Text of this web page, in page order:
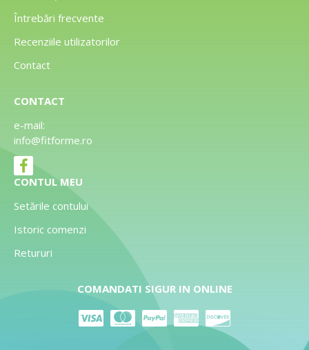
Întrebări frecvente
Recenziile utilizatorilor
Contact
CONTACT
e-mail:
info@fitforme.ro
CONTUL MEU
Setările contului
Istoric comenzi
Retururi
COMANDATI SIGUR IN ONLINE